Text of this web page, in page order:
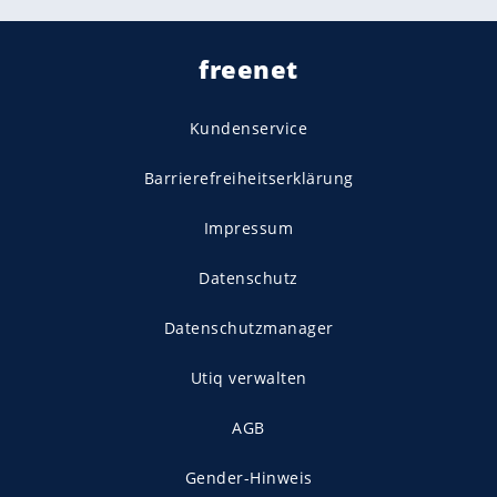
freenet
Kundenservice
Barrierefreiheitserklärung
Impressum
Datenschutz
Datenschutzmanager
Utiq verwalten
AGB
Gender-Hinweis